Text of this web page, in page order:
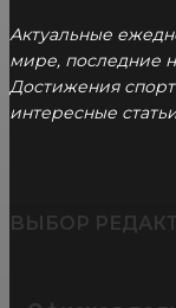
Актуальные
мире, последние
Достижения
интересные
ВЫБОР